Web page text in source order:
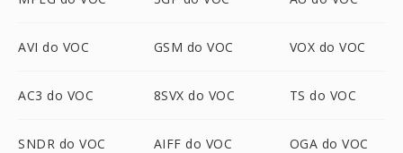
AVI do VOC GSM do VOC VOX do VOC
AC3 do VOC 8SVX do VOC TS do VOC
SNDR do VOC AIFF do VOC OGA do VOC